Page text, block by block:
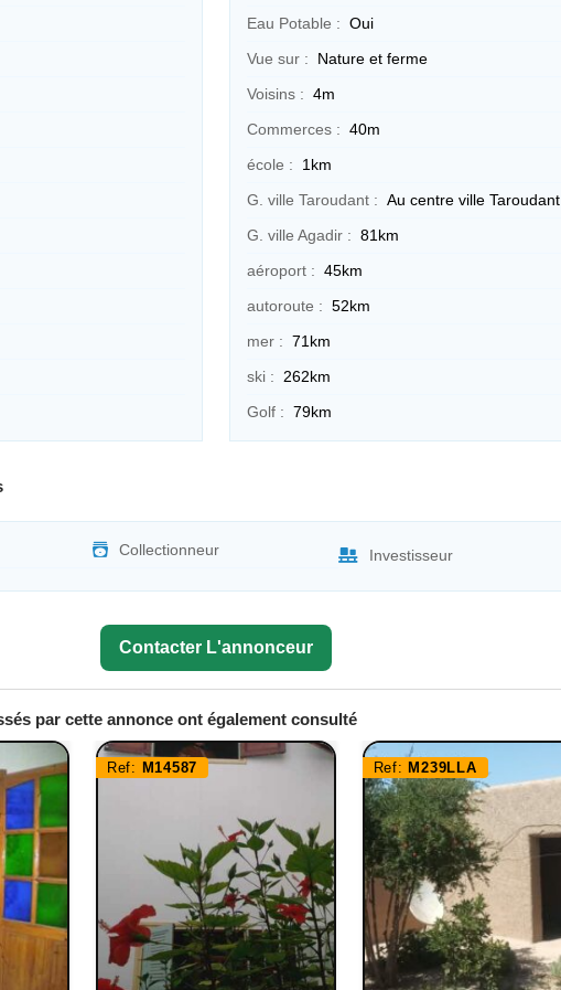
Eau Potable : Oui
Vue sur :
Nature et ferme
Voisins : 4m
Commerces : 40m
école :
1km
G. ville Taroudant : Au centre ville Taroudant
G. ville Agadir : 81km
aéroport : 45km
autoroute : 52km
mer : 71km
ski :
262km
Golf : 79km
Collectionneur Investisseur
Contacter L'annonceur
par cette annonce ont également consulté
Ref: M14587 Ref:M239LLA